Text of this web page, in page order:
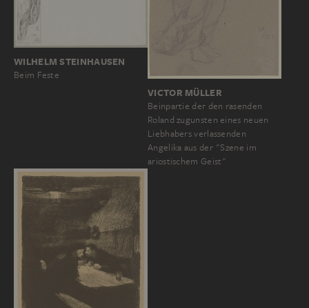
WILHELM STEINHAUSEN
Beim Feste
VICTOR MÜLLER
Beinpartie der den rasenden
Roland zugunsten eines neuen
Liebhabers verlassenden
Angelika aus der "Szene im
ariostischem Geist"